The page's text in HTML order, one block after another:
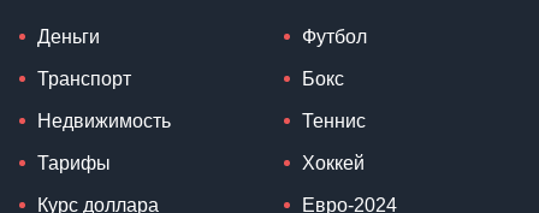
Деньги
Транспорт
Недвижимость
Тарифы
Курс доллара
Футбол
Бокс
Теннис
Хоккей
Евро-2024